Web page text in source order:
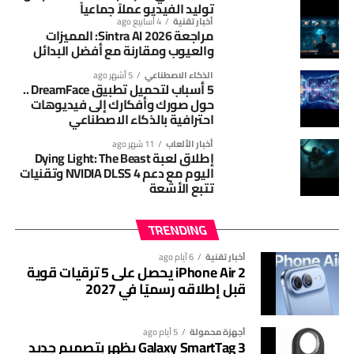
سيقدم تصميمًا أكثر حداثة، مع تحسينات في تقنيات الاتصال
ووظائف الاستخدام، ليواصل منافسة أجهزة التتبع الذكية الأخرى،
مع التركيز على تقديم تجربة أكثر تطورًا لمستخدمي منظومة
سامسونغ.
من أبرز المزايا المنتظرة في Google Pixel Tag وجود مكبر صوت
مدمج يساعد المستخدم على تحديد موقع الجهاز بسهولة عند
وجوده في مكان قريب.
وسيتيح هذا الخيار تشغيل صوت تنبيهي من خلال الهاتف، ما
يجعل العثور على المفاتيح أو الحقيبة أو المحفظة أكثر سرعة
دون الحاجة إلى البحث اليدوي لفترات طويلة.
توليد الفيديو عملاً جماعياً
أخبار تقنية 4 أسابيع ago
مراجعة Sintra AI 2026: المميزات
والعيوب ومقارنة مع أفضل البدائل
الذكاء الاصطناعي 5 أشهر ago
5 أسباب لتحميل تطبيق DreamFace ..
حول صورك وأفكارك إلى فيديوهات
احترافية بالذكاء الاصطناعي
أخبار الألعاب 11 شهر ago
إطلاق لعبة Dying Light: The Beast
اليوم مع دعم NVIDIA DLSS 4 وتقنيات
تتبع الأشعة
TRENDING
أخبار تقنية 6 أيام ago
iPhone Air 2 يحصل على 5 ترقيات قوية
قبل إطلاقه رسميًا في 2027
أجهزة محمولة 5 أيام ago
Galaxy SmartTag 3 يظهر بتصميم جديد